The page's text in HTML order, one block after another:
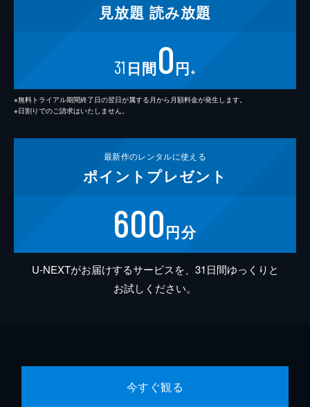
見放題 読み放題
31 日間0円 ※
※無料トライアル期間終了日の翌日が属する月から月額料金が発生します。
※日割りでのご請求はいたしません。
最新作のレンタルに使える
ポイント プレゼント
600円分
U-NEXTがお届けするサービスを、31日間ゆっくりと
お試しください。
今すぐ観る